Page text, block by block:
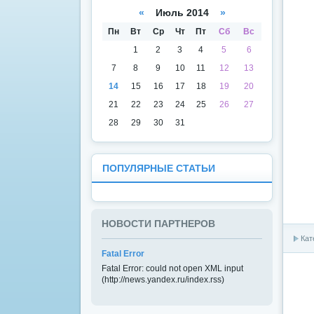
« Июль 2014 »
Пн Вт Ср Чт Пт Сб
Вс
1
2 3 4 5
6
7
8 9 10 11 12
13
14
15 16 17 18 19
20
21
22 23 24 25 26
27
28
29 30 31
ПОПУЛЯРНЫЕ СТАТЬИ
НОВОСТИ ПАРТНЕРОВ
Fatal Error
Fatal Error: could not open XML input
(http://news.yandex.ru/index.rss)